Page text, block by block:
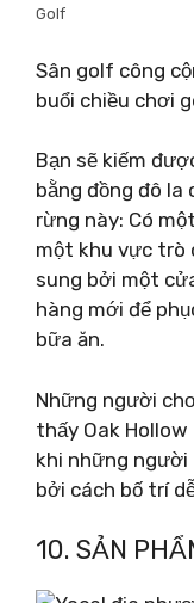
Golf
Sân golf công
buổi chiều chơi
Bạn sẽ kiếm
bằng đồng đô la
rừng này: Có
một khu vực trò
sung bởi một
hàng mới để
bữa ăn.
Những người
thấy Oak
khi những
bởi cách bố trí
10. SẢN